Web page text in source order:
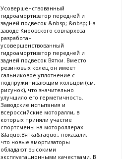
Усовершенствованный
гидроамортизатор передней и
задней подвесок &nbsp; &nbsp; На
заводе Кировского совнархоза
разработан
усовершенствованный
гидроамортизатор передней и
задней подвесок Вятки. Вместо
резиновых колец он имеет
сальниковое уплотнение с
подпружинивающим кольцом (см.
рисунок), что значительно
улучшило его герметичность.
Заводские испытания и
всероссийские моторалли, в
которых приняли участие
спортсмены на мотороллерах
&laquo;Вятка&raquo;, показали,
что новые амортизаторы
обладают высокими
эксплуатационными качествами. В